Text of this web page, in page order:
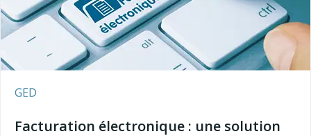
GED
Facturation électronique : une solution